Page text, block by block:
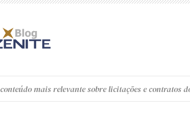
conteúdomais relevante sobre licitações e contratos